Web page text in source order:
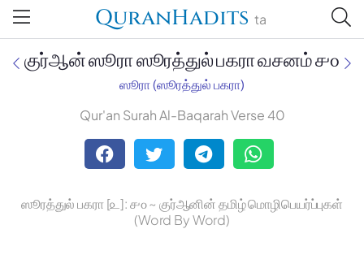
QuranHadits ta
Jan Trust Foundation
Mufti Omar Sheriff Qasimi,
குர்ஆன் ஸூரா ஸூரத்துல் பகரா வசனம் ௪௦
ஸூரா (ஸூரத்துல் பகரா)
Qur'an Surah Al-Baqarah Verse 40
ஸூரத்துல் பகரா [௨]: ௪௦ ~ குர்ஆனின் தமிழ் மொழிபெயர்ப்புகள்
(Word By Word)